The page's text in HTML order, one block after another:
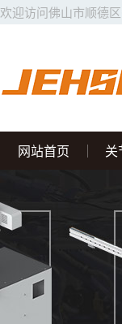
欢迎访问佛山市顺德
网站首页 关